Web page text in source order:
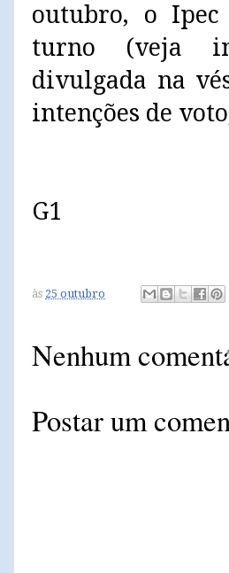
outubro, o Ipec
turno (veja
divulgada na
intenções de
G1
às 25 outubro
Nenhum
Postar um